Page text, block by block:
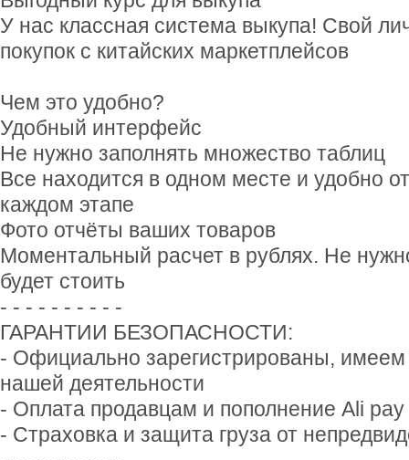
У нас классная система выкупа! Свой
покупок с китайских маркетплейсов
Чем это удобно?
Удобный интерфейс
Не нужно заполнять множество таблиц
Все находится в одном месте и удобно
каждом этапе
Фото отчёты ваших товаров
Моментальный расчет в рублях. Не
будет стоить
- - - - - - - - - -
ГАРАНТИИ БЕЗОПАСНОСТИ:
- Официально зарегистрированы, имеем
нашей деятельности
- Оплата продавцам и пополнение Ali pay
- Страховка и защита груза от